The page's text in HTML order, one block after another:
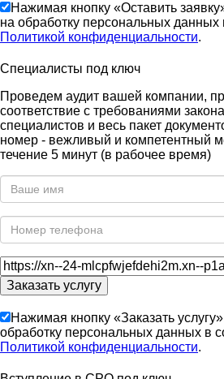
Нажимая кнопку «Оставить
на обработку персональных данных
Политикой конфиденциальности.
Специалисты под ключ
Проведем аудит вашей компании,
соответствие с требованиями
специалистов и весь пакет
номер - вежливый и компетентный
течение 5 минут (в рабочее время)
Нажимая кнопку «Заказать
обработку персональных данных в
Политикой конфиденциальности.